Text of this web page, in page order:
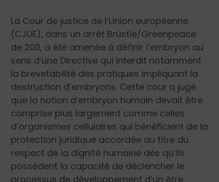
La Cour de justice de l’Union européenne
(CJUE), dans un arrêt Brüstle/Greenpeace
de 2011, a été amenée à définir l’embryon au
sens d’une Directive qui interdit notamment
la brevetabilité des pratiques impliquant la
destruction d’embryons. Cette cour a jugé
que la notion d’embryon humain devait être
comprise plus largement comme celles
d’organismes cellulaires qui bénéficient de la
protection juridique accordée au titre du
respect de la dignité humaine dès qu’ils
possèdent la capacité de déclencher le
processus de développement d’un être